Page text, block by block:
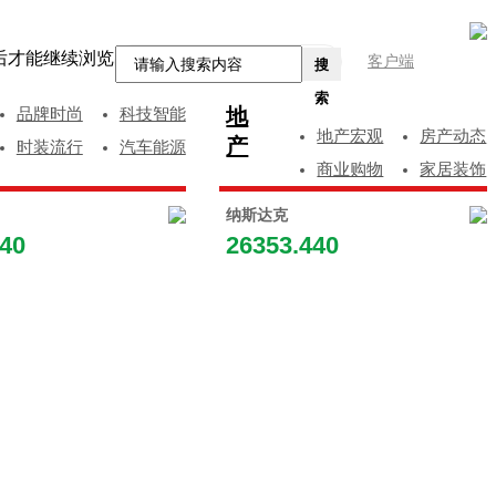
客户端
搜
索
品牌时尚
科技智能
时装流行
汽车能源
地
产
地产宏观
房产动态
商业购物
家居装饰
纳斯达克
26353.440
才能继续浏览